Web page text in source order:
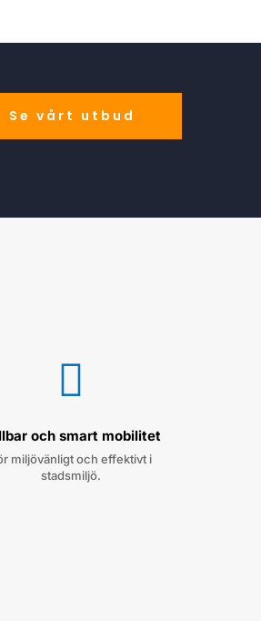
Se vårt utbud

och smart mobilitet
miljövänligt och effektivt i
stadsmiljö.